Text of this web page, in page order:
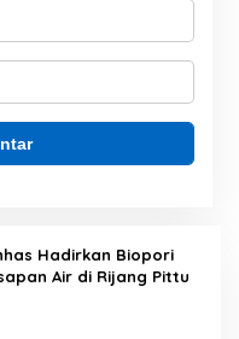
Hadirkan Biopori
Air di Rijang Pittu